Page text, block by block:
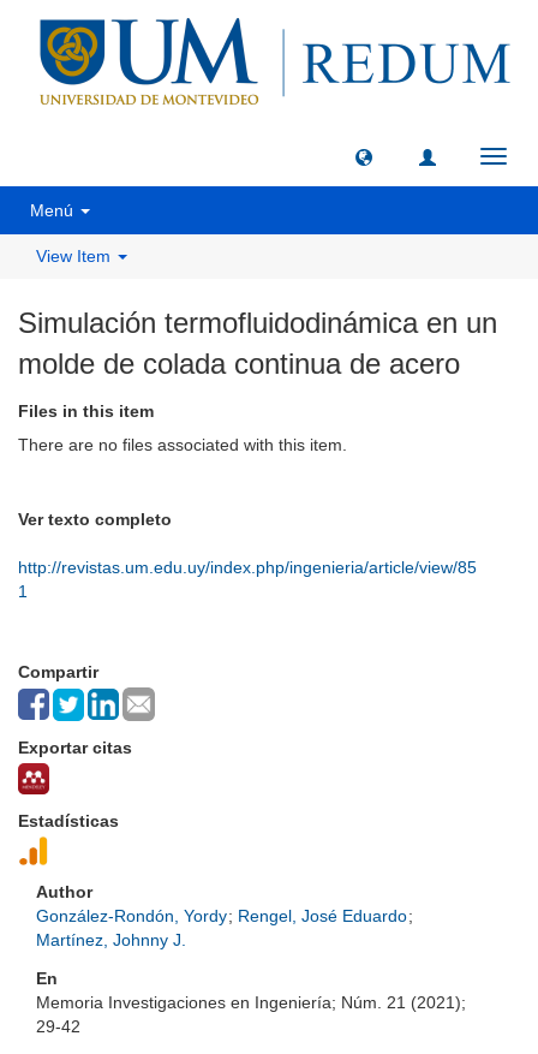
Menú
View Item
Simulación termofluidodinámica en un
molde de colada continua de acero
Files in this item
There are no files associated with this item.
Ver texto completo
http://revistas.um.edu.uy/index.php/ingenieria/article/view/85
1
Compartir
Exportar citas
Estadísticas
Author
González-Rondón, Yordy; Rengel, José Eduardo;
Martínez, Johnny J.
En
Memoria Investigaciones en Ingeniería; Núm. 21 (2021);
29-42